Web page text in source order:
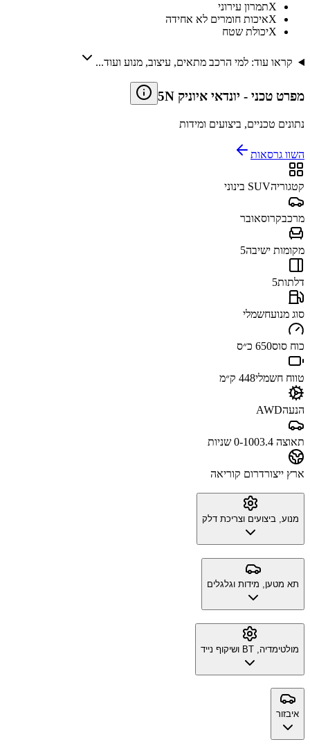
Xתמרון עירוני
Xאיכות חומרים לא אחידה
Xיכולת שטח
קראו עוד: למי הרכב מתאים, עיצוב, מנוע ועוד...
מפרט טכני - יונדאי איוניק 5N
נתונים טכניים, ביצועים ומידות
השוו גרסאות
קטגוריהSUV בינוני
מרכבקרוסאובר
מקומות ישיבה5
דלתות5
סוג מנועחשמלי
כוח סוס650 כ״ס
טווח חשמלי448 ק״מ
הנעהAWD
תאוצה 0-100 3.4 שניות
ארץ ייצורדרום קוריאה
מנוע, ביצועים וצריכת דלק
תא מטען, מידות וגלגלים
מולטימדיה, BT ושיקוף נייד
איבזור